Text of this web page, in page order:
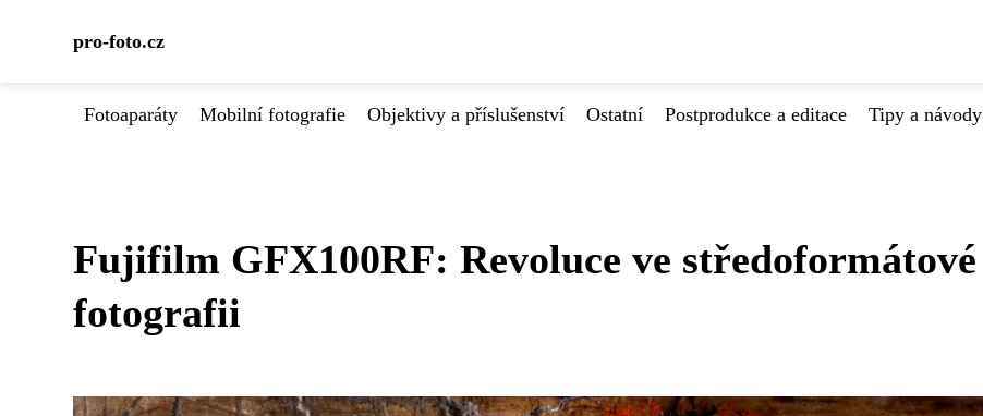
pro-foto.cz
Fotoaparáty Mobilní fotografie Objektivy a příslušenství Ostatní Postprodukce a editace Tipy a návody
Fujifilm GFX100RF: Revoluce ve středoformátové
fotografii